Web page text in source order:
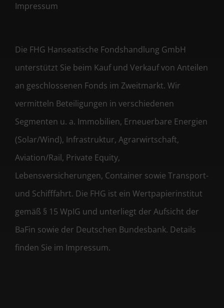
Impressum
Die FHG Hanseatische Fondshandlung GmbH
unterstützt Sie beim Kauf und Verkauf von Anteilen
an geschlossenen Fonds im Zweitmarkt. Wir
vermitteln Beteiligungen in verschiedenen
Segmenten u. a. Immobilien, Erneuerbare Energien
(Solar/Wind), Infrastruktur, Agrarwirtschaft,
Aviation/Rail, Private Equity,
Lebensversicherungen, Container sowie Transport-
und Schifffahrt. Die FHG ist ein Wertpapierinstitut
gemäß § 15 WpIG und unterliegt der Aufsicht der
BaFin sowie der Deutschen Bundesbank. Details
finden Sie im Impressum.